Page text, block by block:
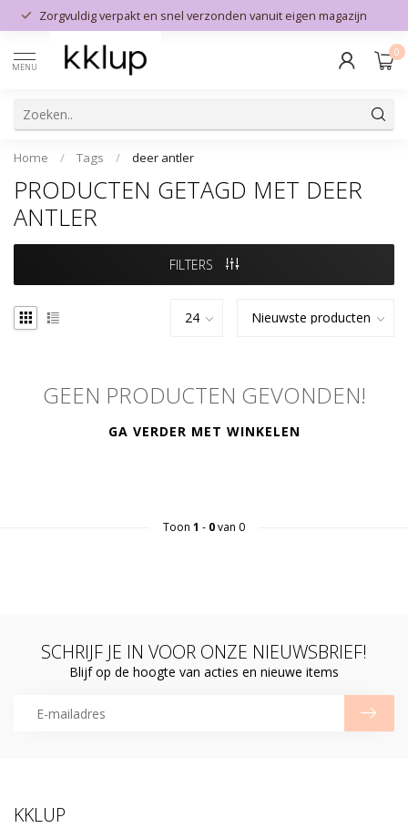
Zorgvuldig verpakt en snel verzonden vanuit eigen magazijn
MENU
0
Home / Tags / deer antler
PRODUCTEN GETAGD MET DEER
ANTLER
FILTERS
GEEN PRODUCTEN GEVONDEN!
GA VERDER MET WINKELEN
Toon 1 - 0van 0
SCHRIJF JE IN VOOR ONZE NIEUWSBRIEF!
Blijf op de hoogte van acties en nieuwe items
KKLUP